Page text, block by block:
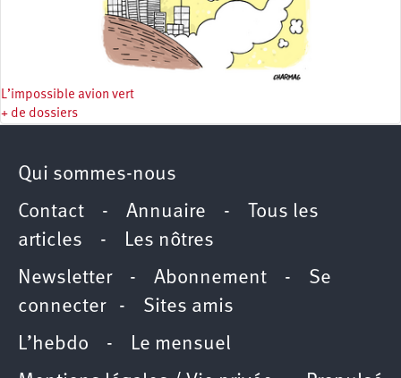
L’impossible avion vert
+ de dossiers
Qui sommes-nous
Contact - Annuaire -
Tous les
articles - Les nôtres
Newsletter- Abonnement - Se
connecter- Sites amis
L’hebdo - Le mensuel